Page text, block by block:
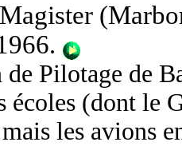
.
Pilotage de
écoles (dont le
les avions